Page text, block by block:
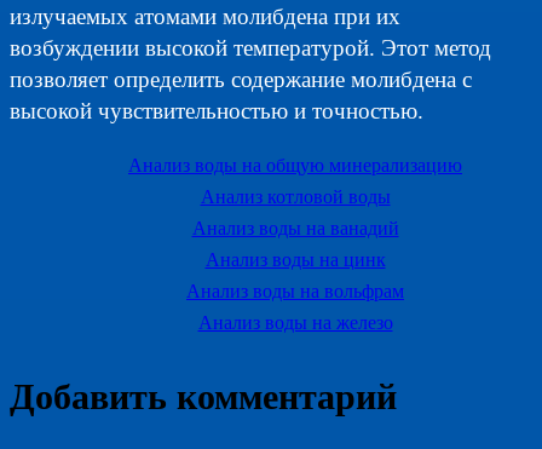
излучаемых атомами молибдена при их
возбуждении высокой температурой. Этот метод
позволяет определить содержание молибдена с
высокой чувствительностью и точностью.
Анализ воды на общую минерализацию
Анализ котловой воды
Анализ воды на ванадий
Анализ воды на цинк
Анализ воды на вольфрам
Анализ воды на железо
Добавить комментарий